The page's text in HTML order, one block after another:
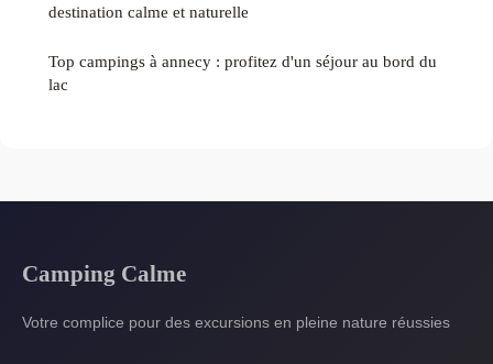
destination calme et naturelle
Top campings à annecy : profitez d'un séjour au bord du
lac
Camping Calme
Votre complice pour des excursions en pleine nature réussies